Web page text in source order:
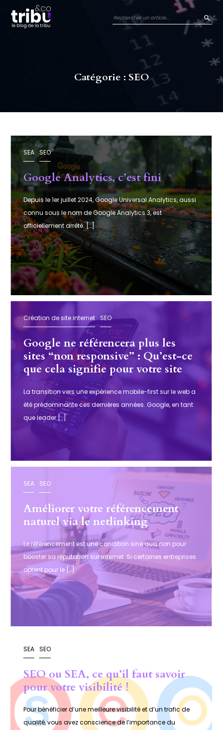
Catégorie : SEO
SEA SEO
Google Analytics, c’est fini
Depuis le 1er juillet 2024, Google Universal Analytics, aussi
connu sous le nom de Google Analytics 3, est
officiellement arrêté. […]
Création de site internet SEO
Google ne référencera plus les
sites “non responsive” : Qu’est-ce
que cela signifie pour votre site
web ?
La transition vers une expérience mobile-first sur le web a
été prédominante ces dernières années. Google, en tant
que leader […]
SEA SEO
Améliorer votre référencement
naturel via le netlinking
Le référencement est une condition sine qua non pour
booster sa réputation sur internet. Si certaines entreprises
optent pour le […]
SEA SEO
SEO ou SEA, ce qu’il faut savoir
pour votre visibilité !
Pour bénéficier d’une meilleure visibilité et d’un trafic de
qualité, vous avez conscience de l’importance du
Panneau de gestion des cookies